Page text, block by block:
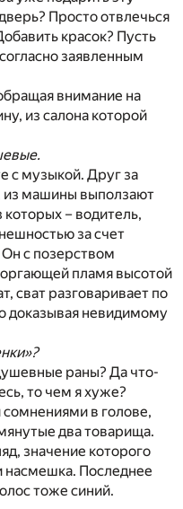
Просто отвлечься
красок? Пусть
заявленным
внимание на
из салона которой
с музыкой. Друг за
из машины выползают
– водитель,
за счет
Он с позерством
пламя высотой
сват разговаривает по
доказывая невидимому
раны? Да что-
то чем я хуже?
в голове,
два товарища.
значение которого
насмешка. Последнее
тоже синий.